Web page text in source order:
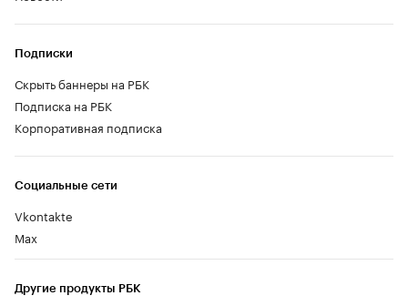
Социальные сети
Vkontakte
Max
Другие продукты РБК
Подписки
Скрыть баннеры на РБК
Подписка на РБК
Корпоративная подписка